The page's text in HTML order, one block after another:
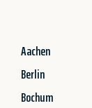
Aachen
Berlin
Bochum